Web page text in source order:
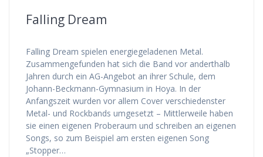
Falling Dream
Falling Dream spielen energiegeladenen Metal.
Zusammengefunden hat sich die Band vor anderthalb
Jahren durch ein AG-Angebot an ihrer Schule, dem
Johann-Beckmann-Gymnasium in Hoya. In der
Anfangszeit wurden vor allem Cover verschiedenster
Metal- und Rockbands umgesetzt – Mittlerweile haben
sie einen eigenen Proberaum und schreiben an eigenen
Songs, so zum Beispiel am ersten eigenen Song
„Stopper…